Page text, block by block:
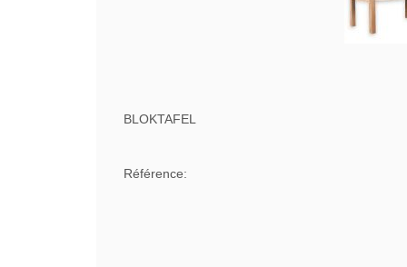
BLOKTAFEL
Référence: